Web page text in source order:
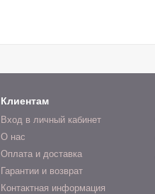
Клиентам
Вход в личный кабинет
О нас
Оплата и доставка
Гарантии и возврат
Контактная информация